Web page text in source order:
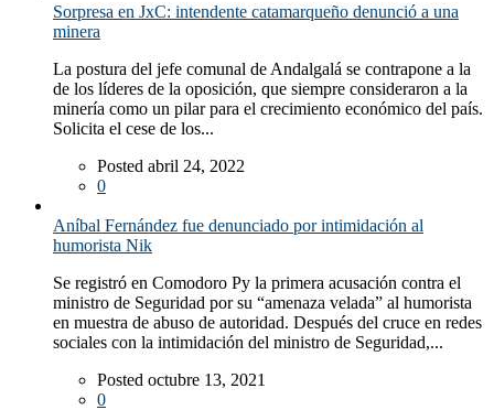
Sorpresa en JxC: intendente catamarqueño denunció a una
minera
La postura del jefe comunal de Andalgalá se contrapone a la
de los líderes de la oposición, que siempre consideraron a la
minería como un pilar para el crecimiento económico del país.
Solicita el cese de los...
Posted abril 24, 2022
0
Aníbal Fernández fue denunciado por intimidación al
humorista Nik
Se registró en Comodoro Py la primera acusación contra el
ministro de Seguridad por su “amenaza velada” al humorista
en muestra de abuso de autoridad. Después del cruce en redes
sociales con la intimidación del ministro de Seguridad,...
Posted octubre 13, 2021
0